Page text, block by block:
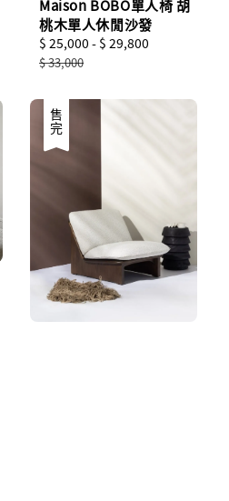
Maison BOBO單人椅 胡
桃木單人休閒沙發
Sale
price
$ 25,000 - $ 29,800
$ 33,000
售完